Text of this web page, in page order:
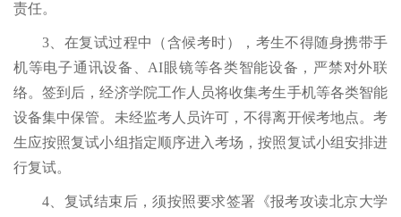
责任。
3、在复试过程中（含候考时），考生不得随身携带手
机等电子通讯设备、AI眼镜等各类智能设备，严禁对外联
络。签到后，经济学院工作人员将收集考生手机等各类智能
设备集中保管。未经监考人员许可，不得离开候考地点。考
生应按照复试小组指定顺序进入考场，按照复试小组安排进
行复试。
4、复试结束后，须按照要求签署《报考攻读北京大学